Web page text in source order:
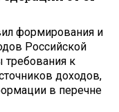
формирования и
Российской
требования к
доходов,
в перечне